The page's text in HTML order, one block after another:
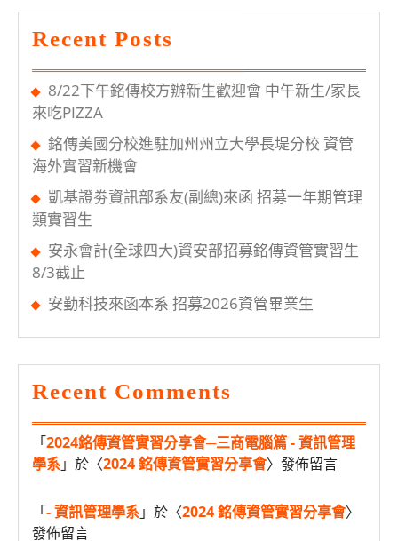
程
表
Recent Posts
8/22下午銘傳校方辦新生歡迎會 中午新生/家長
來吃PIZZA
銘傳美國分校進駐加州州立大學長堤分校 資管
海外實習新機會
凱基證劵資訊部系友(副總)來函 招募一年期管理
類實習生
安永會計(全球四大)資安部招募銘傳資管實習生
8/3截止
安勤科技來函本系 招募2026資管畢業生
Recent Comments
「2024銘傳資管實習分享會─三商電腦篇 - 資訊管理
學系」於〈2024 銘傳資管實習分享會〉發佈留言
「- 資訊管理學系」於〈2024 銘傳資管實習分享會〉
發佈留言